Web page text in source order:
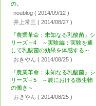
の。
noublog ( 2014/09/12 )
井上常三 ( 2014/08/27 )
『農業革命；未知なる乳酸菌』シ
リーズ－4 ～実験編：実験を通
して乳酸菌の効果を体感する～
おきやん ( 2014/08/25 )
『農業革命；未知なる乳酸菌』シ
リーズ－5 ～農における微生物
の働き～
おきやん ( 2014/08/25 )